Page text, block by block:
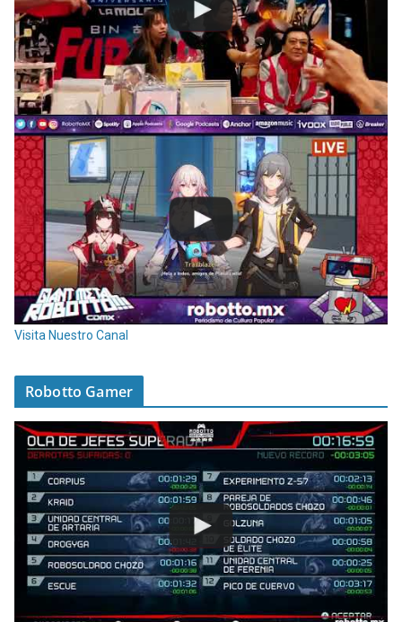
Visita Nuestro Canal
Robotto Gamer